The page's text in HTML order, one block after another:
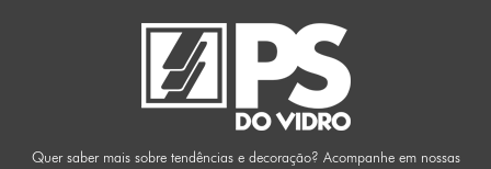
Quer saber mais sobre tendências e decoração? Acompanhe em nossas